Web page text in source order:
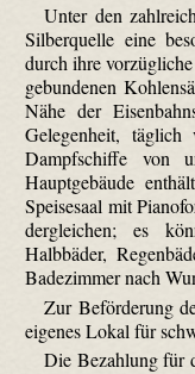
Unter den
Silberquelle eine
durch ihre
gebundenen
Nähe der
Gelegenheit,
Dampfschiffe von
Hauptgebäude
Speisesaal mit
dergleichen; es
Halbbäder,
Badezimmer nach
Zur Beförderung
eigenes Lokal für
Die Bezahlung für